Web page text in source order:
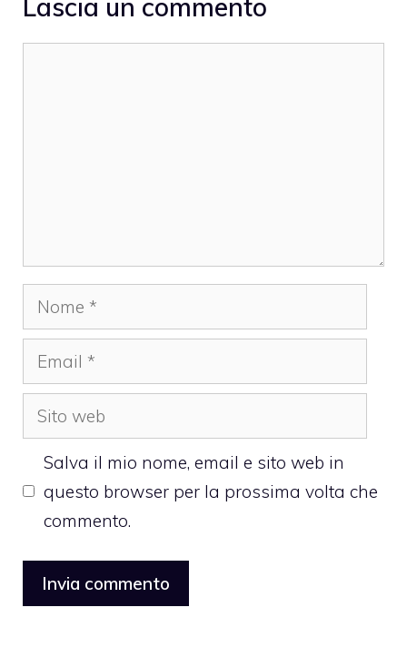
Lascia un commento
Nome
Email
Sito
web
Salva il mio nome, email e sito web in
questo browser per la prossima volta che
commento.